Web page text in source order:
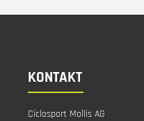
KONTAKT
Ciclosport Mollis AG